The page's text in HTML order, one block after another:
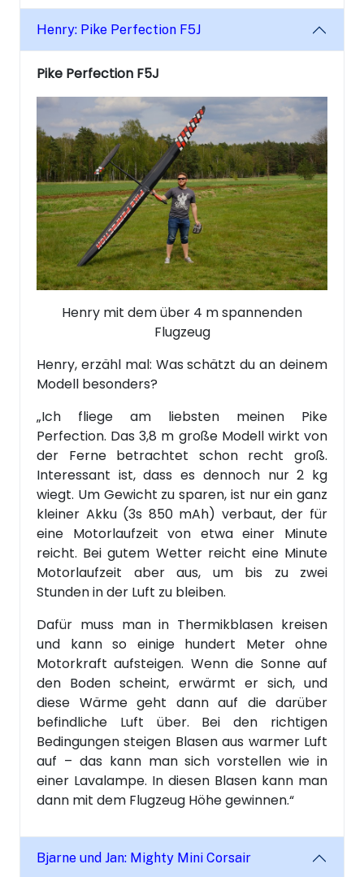
Henry: Pike Perfection F5J
Pike Perfection F5J
Henry mit dem über 4 m spannenden
Flugzeug
Henry, erzähl mal: Was schätzt du an deinem
Modell besonders?
„Ich fliege am liebsten meinen Pike
Perfection. Das 3,8 m große Modell wirkt von
der Ferne betrachtet schon recht groß.
Interessant ist, dass es dennoch nur 2 kg
wiegt. Um Gewicht zu sparen, ist nur ein ganz
kleiner Akku (3s 850 mAh) verbaut, der für
eine Motorlaufzeit von etwa einer Minute
reicht. Bei gutem Wetter reicht eine Minute
Motorlaufzeit aber aus, um bis zu zwei
Stunden in der Luft zu bleiben.
Dafür muss man in Thermikblasen kreisen
und kann so einige hundert Meter ohne
Motorkraft aufsteigen. Wenn die Sonne auf
den Boden scheint, erwärmt er sich, und
diese Wärme geht dann auf die darüber
befindliche Luft über. Bei den richtigen
Bedingungen steigen Blasen aus warmer Luft
auf – das kann man sich vorstellen wie in
einer Lavalampe. In diesen Blasen kann man
dann mit dem Flugzeug Höhe gewinnen.“
Bjarne und Jan: Mighty Mini Corsair